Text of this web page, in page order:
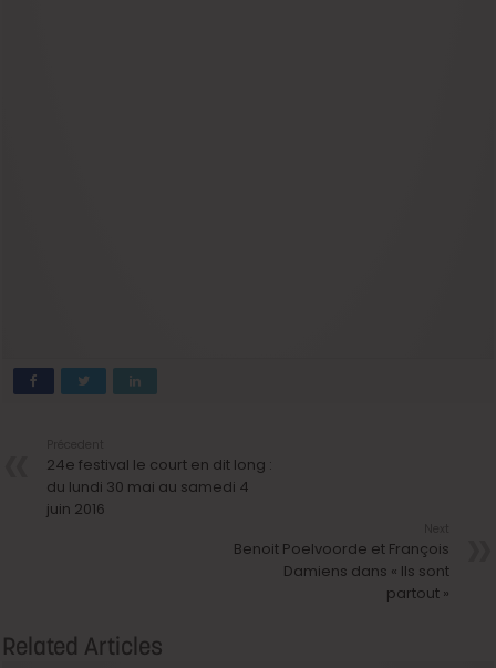
24e festival le court en dit long :
du lundi 30 mai au samedi 4
juin 2016
Benoit Poelvoorde et François
Damiens dans « Ils sont
partout »
Related Articles